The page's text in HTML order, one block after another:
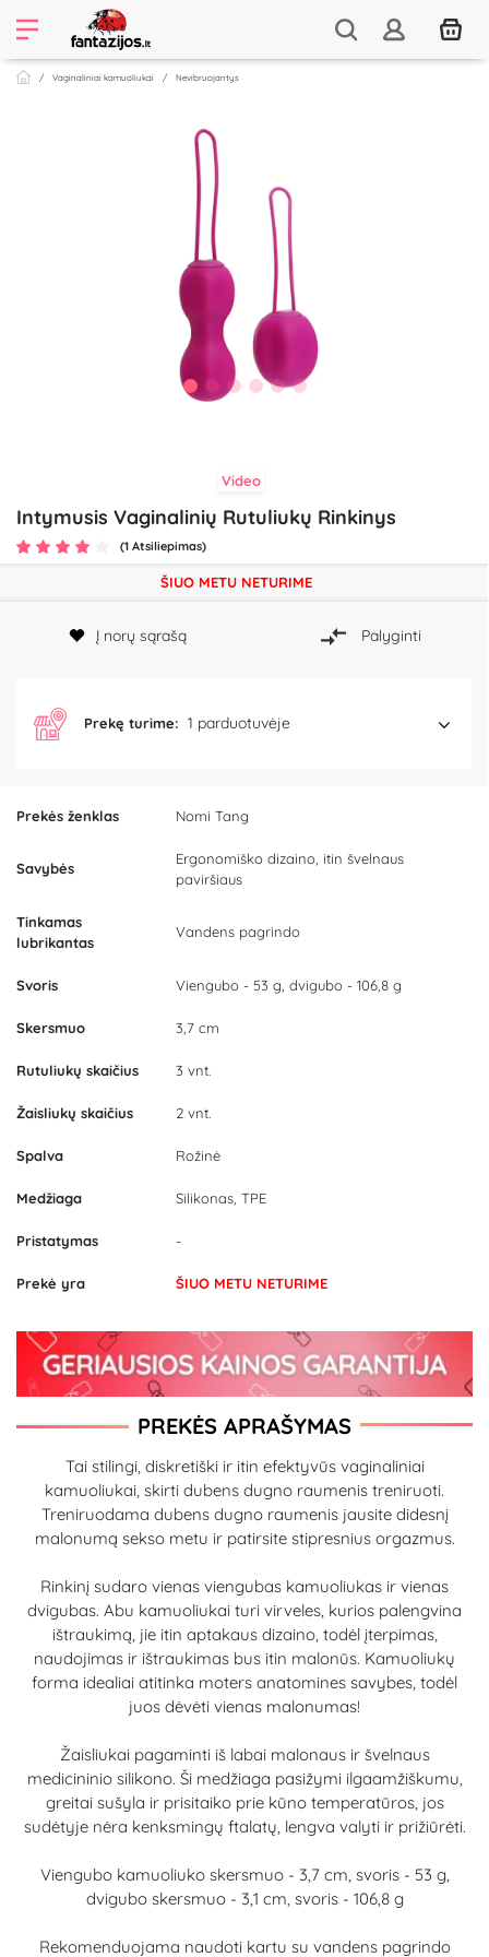
Vaginaliniai kamuoliukai Nevibruojantys
Video
Intymusis Vaginalinių Rutuliukų Rinkinys
(1 Atsiliepimas)
Prekės ženklas Nomi Tang
Savybės
Ergonomiško dizaino, itin švelnaus
paviršiaus
Tinkamas
lubrikantas
Vandens pagrindo
Svoris Viengubo - 53 g, dvigubo - 106,8 g
Skersmuo 3,7 cm
Rutuliukų skaičius 3 vnt.
Žaisliukų skaičius 2 vnt.
Spalva Rožinė
Medžiaga Silikonas, TPE
Pristatymas -
Prekė yra ŠIUO METU NETURIME
ŠIUO METU NETURIME
Į norų sąrašą Palyginti
Prekę turime: 1 parduotuvėje
PREKĖS APRAŠYMAS
Tai stilingi, diskretiški ir itin efektyvūs vaginaliniai
kamuoliukai, skirti dubens dugno raumenis treniruoti.
Treniruodama dubens dugno raumenis jausite didesnį
malonumą sekso metu ir patirsite stipresnius orgazmus.
Rinkinį sudaro vienas viengubas kamuoliukas ir vienas
dvigubas. Abu kamuoliukai turi virveles, kurios palengvina
ištraukimą, jie itin aptakaus dizaino, todėl įterpimas,
naudojimas ir ištraukimas bus itin malonūs. Kamuoliukų
forma idealiai atitinka moters anatomines savybes, todėl
juos dėvėti vienas malonumas!
Žaisliukai pagaminti iš labai malonaus ir švelnaus
medicininio silikono. Ši medžiaga pasižymi ilgaamžiškumu,
greitai sušyla ir prisitaiko prie kūno temperatūros, jos
sudėtyje nėra kenksmingų ftalatų, lengva valyti ir prižiūrėti.
Viengubo kamuoliuko skersmuo - 3,7 cm, svoris - 53 g,
dvigubo skersmuo - 3,1 cm, svoris - 106,8 g
Rekomenduojama naudoti kartu su vandens pagrindo